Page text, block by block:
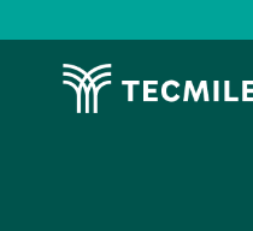
al
contenidoImage